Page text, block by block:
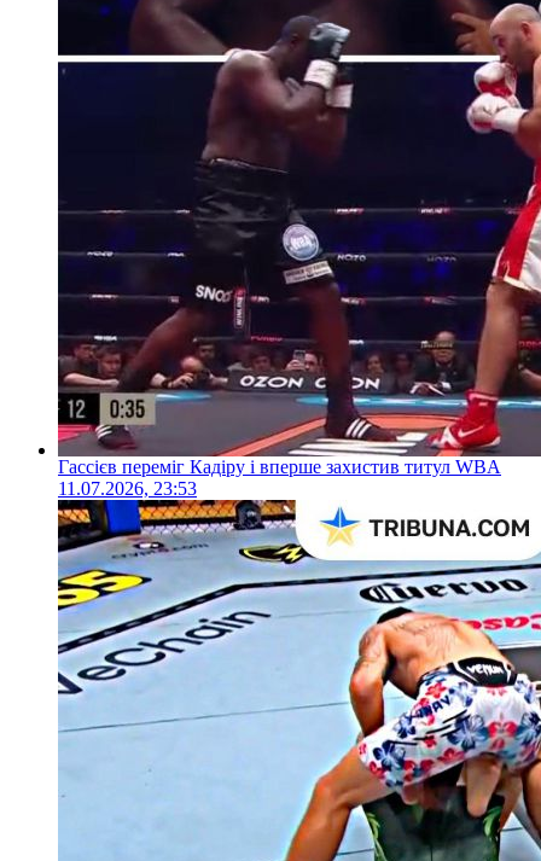
Гассієв переміг Кадіру і вперше захистив титул WBA
11.07.2026, 23:53